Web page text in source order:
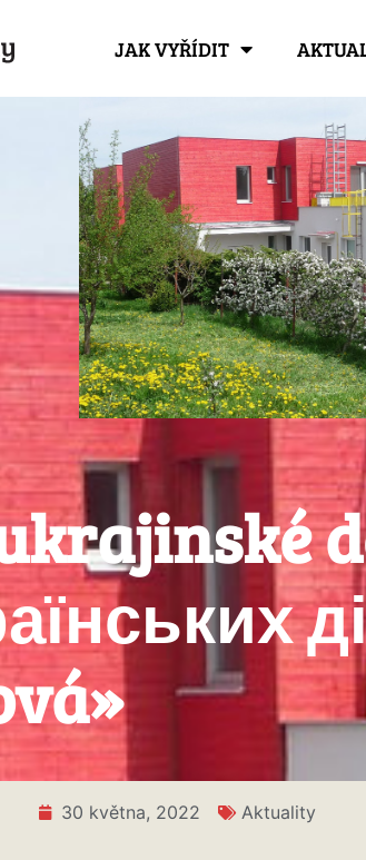
JAK VYŘÍDIT
30 května, 2022 Aktuality